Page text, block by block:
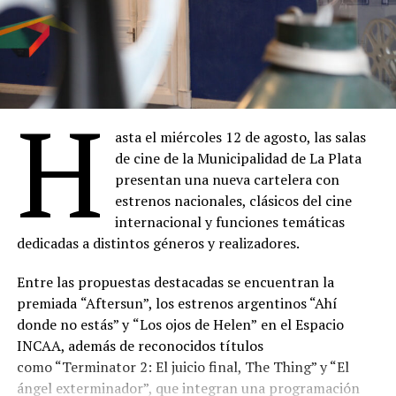
H
asta el miércoles 12 de agosto, las salas
de cine de la Municipalidad de La Plata
presentan una nueva cartelera con
estrenos nacionales, clásicos del cine
internacional y funciones temáticas
dedicadas a distintos géneros y realizadores.
Entre las propuestas destacadas se encuentran la
premiada “Aftersun”, los estrenos argentinos “Ahí
donde no estás” y “Los ojos de Helen” en el Espacio
INCAA, además de reconocidos títulos
como “Terminator 2: El juicio final, The Thing” y “El
ángel exterminador”, que integran una programación